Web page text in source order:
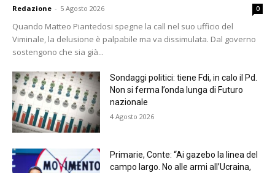
Redazione - 5 Agosto 2026 0
Quando Matteo Piantedosi spegne la call nel suo ufficio del
Viminale, la delusione è palpabile ma va dissimulata. Dal governo
sostengono che sia già...
Sondaggi politici: tiene Fdi, in calo il Pd.
Non si ferma l’onda lunga di Futuro
nazionale
4 Agosto 2026
Primarie, Conte: “Ai gazebo la linea del
campo largo. No alle armi all’Ucraina,